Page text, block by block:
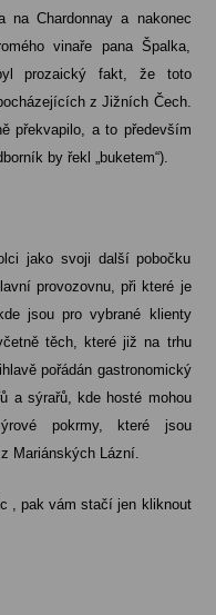
Chardonnay a nakonec
vinaře pana Špalka,
prozaický fakt, že toto
z Jižních Čech.
překvapilo, a to především
by řekl „buketem“).
jako svoji další pobočku
provozovnu, při které je
jsou pro vybrané klienty
těch, které již na trhu
pořádán gastronomický
a sýrařů, kde hosté mohou
pokrmy, které jsou
Mariánských Lázní.
, pak vám stačí jen kliknout